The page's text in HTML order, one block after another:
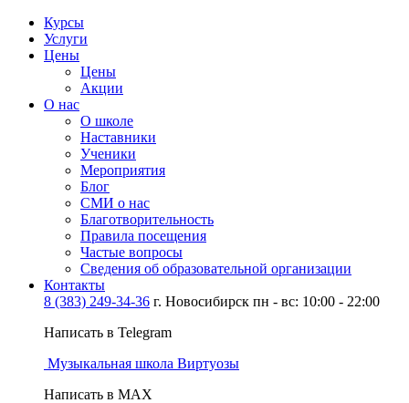
Курсы
Услуги
Цены
Цены
Акции
О нас
О школе
Наставники
Ученики
Мероприятия
Блог
СМИ о нас
Благотворительность
Правила посещения
Частые вопросы
Сведения об образовательной организации
Контакты
8 (383) 249-34-36 г. Новосибирск пн - вс: 10:00 - 22:00
Написать в Telegram
Музыкальная школа Виртуозы
Написать в MAX